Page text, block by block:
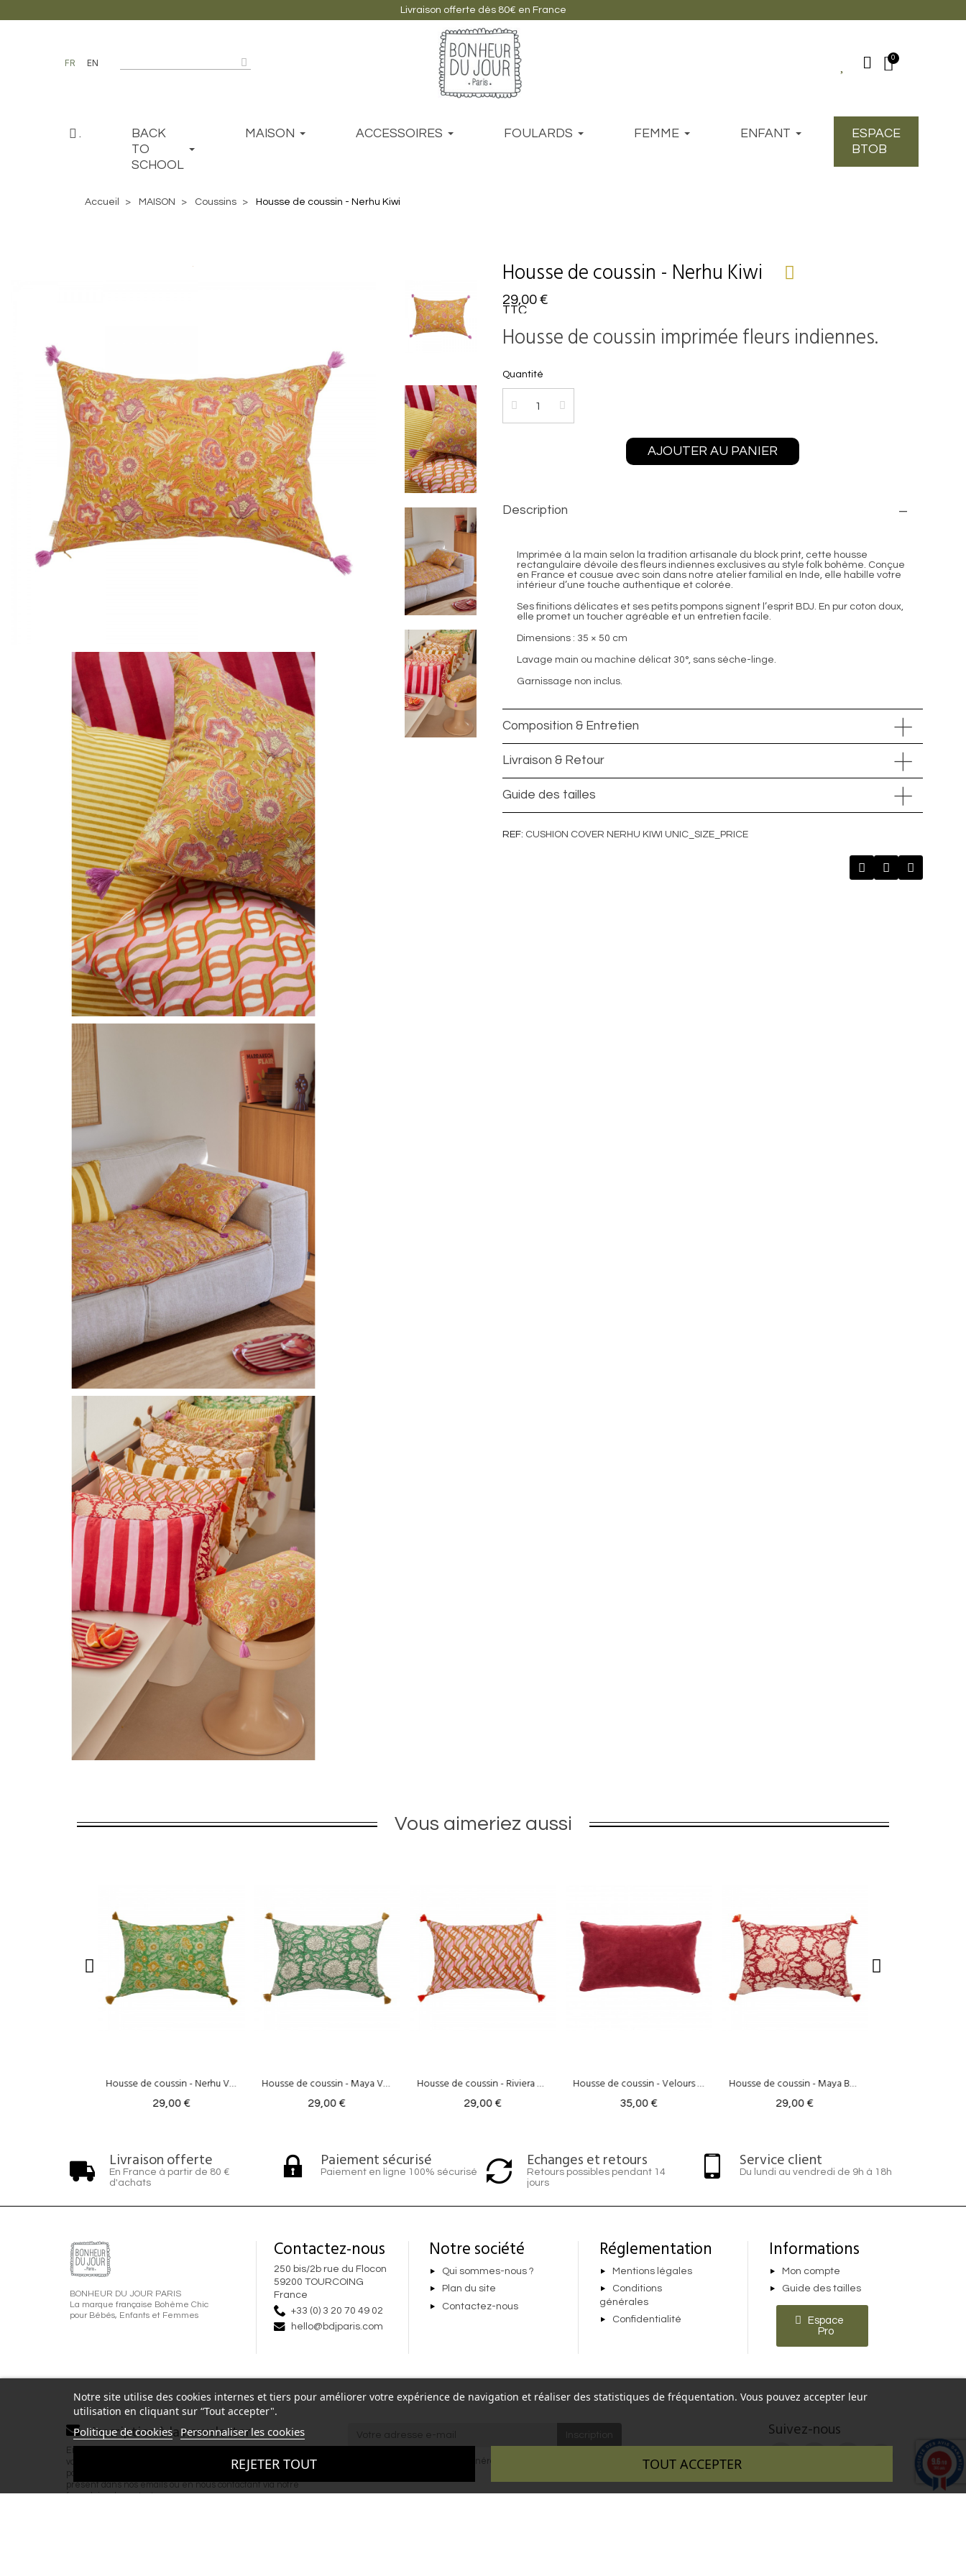
Livraison offerte dès 80€ en France
FR EN
.
BACK
TO
SCHOOL
MAISON ACCESSOIRES FOULARDS FEMME ENFANT
ESPACE
BTOB
Accueil MAISON Coussins Housse de coussin - Nerhu Kiwi
Housse de coussin - Nerhu Kiwi
29,00 €
TTC
Housse de coussin imprimée fleurs indiennes.
Quantité
AJOUTER AU PANIER
Description
Imprimée à la main selon la tradition artisanale du block print, cette housse
rectangulaire dévoile des fleurs indiennes exclusives au style folk bohème. Conçue
en France et cousue avec soin dans notre atelier familial en Inde, elle habille votre
intérieur d’une touche authentique et colorée.
Ses finitions délicates et ses petits pompons signent l’esprit BDJ. En pur coton doux,
elle promet un toucher agréable et un entretien facile.
Dimensions : 35 × 50 cm
Lavage main ou machine délicat 30°, sans sèche-linge.
Garnissage non inclus.
Composition & Entretien
Livraison & Retour
Guide des tailles
REF CUSHION COVER NERHU KIWI UNIC_SIZE_PRICE
Vous aimeriez aussi
Housse de coussin - Maya Vert
29,00 €
Housse de coussin - Riviera Rose
29,00 €
Housse de coussin - Velours Aubergine
35,00 €
Housse de coussin - Maya Bordeaux
29,00 €
Housse de coussin - Nerhu Rose
29,00 €
Livraison offerte
En France à partir de 80 €
d'achats
Paiement sécurisé
Paiement en ligne 100% sécurisé
Echanges et retours
Retours possibles pendant 14
jours
Service client
Du lundi au vendredi de 9h à 18h
BONHEUR DU JOUR PARIS
La marque française Bohème Chic
pour Bébés, Enfants et Femmes
Contactez-nous
250 bis/2b rue du Flocon
59200 TOURCOING
France
+33 (0) 3 20 70 49 02
hello@bdjparis.com
Notre société
Qui sommes-nous ?
Plan du site
Contactez-nous
Réglementation
Mentions légales
Conditions
générales
Confidentialité
Informations
Mon compte
Guide des tailles
Espace
Pro
Notre site utilise des cookies internes et tiers pour améliorer votre expérience de navigation et réaliser des statistiques de fréquentation. Vous pouvez accepter leur
utilisation en cliquant sur “Tout accepter".
Politique de cookies Personnaliser les cookies
REJETER TOUT TOUT ACCEPTER
Inscription à la newsletter
En renseignant votre adresse email et en validant ce formulaire,
vous acceptez de recevoir la newsletter de Bonheur du Jour Paris
par email. Vous pouvez vous désinscrire à tout moment via le lien
présent dans nos emails ou en nous contactant via notre
formulaire de contact.
conditions générales
Suivez-nous
9.6 /10
346 avis